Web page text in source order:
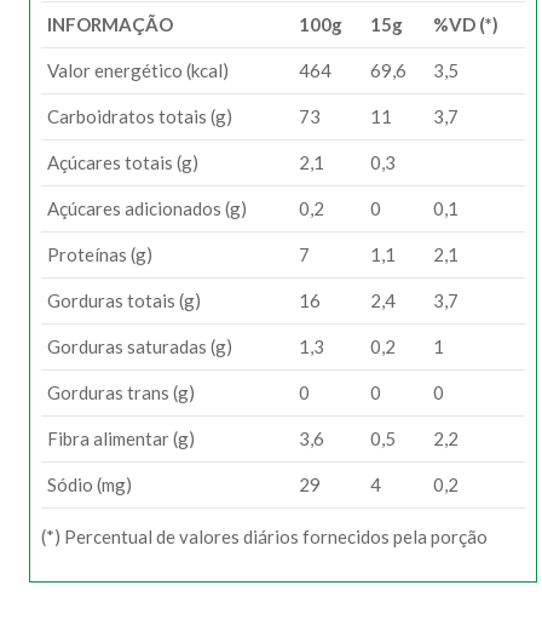
INFORMAÇÃO 100g 15g %VD (*)
Valor energético (kcal) 464 69,6 3,5
Carboidratos totais (g) 73 11 3,7
Açúcares totais (g) 2,1 0,3
Açúcares adicionados (g) 0,2 0 0,1
Proteínas (g) 7 1,1 2,1
Gorduras totais (g) 16 2,4 3,7
Gorduras saturadas (g) 1,3 0,2 1
Gorduras trans (g) 0 0 0
Fibra alimentar (g) 3,6 0,5 2,2
Sódio (mg) 29 4 0,2
(*) Percentual de valores diários fornecidos pela porção